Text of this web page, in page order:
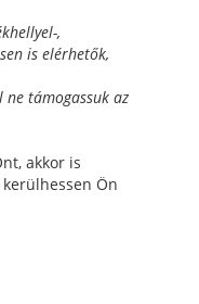
,
is elérhetők,
ne támogassuk az
akkor is
Ön